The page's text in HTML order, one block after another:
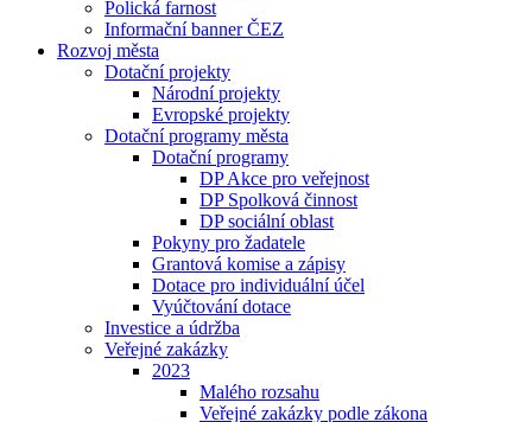
Polická farnost
Informační banner ČEZ
Rozvoj města
Dotační projekty
Národní projekty
Evropské projekty
Dotační programy města
Dotační programy
DP Akce pro veřejnost
DP Spolková činnost
DP sociální oblast
Pokyny pro žadatele
Grantová komise a zápisy
Dotace pro individuální účel
Vyúčtování dotace
Investice a údržba
Veřejné zakázky
2023
Malého rozsahu
Veřejné zakázky podle zákona